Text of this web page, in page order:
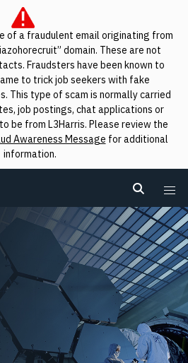
of a fraudulent email originating from
domain. These are not
Fraudsters have been known to
to trick job seekers with fake
This type of scam is normally carried
job postings, chat applications or
be from L3Harris. Please review the
Awareness Message for additional
information.
Search